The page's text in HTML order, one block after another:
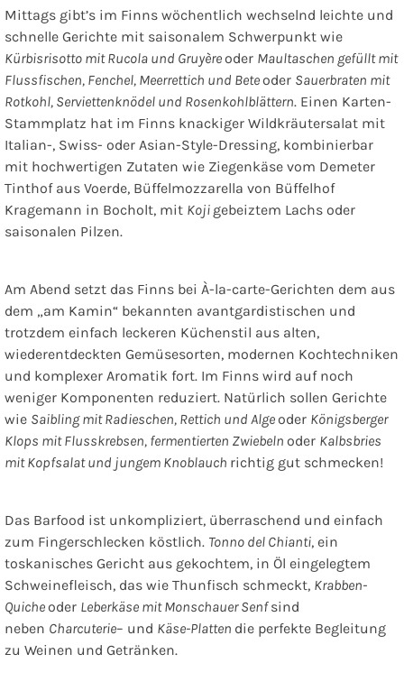
Mittags gibt’s im Finns wöchentlich wechselnd leichte und
schnelle Gerichte mit saisonalem Schwerpunkt wie
Kürbisrisotto mit Rucola und Gruyèreoder Maultaschen gefüllt mit
Flussfischen, Fenchel, Meerrettich und Beteoder Sauerbraten mit
Rotkohl, Serviettenknödel und Rosenkohlblättern. Einen Karten-
Stammplatz hat im Finns knackiger Wildkräutersalat mit
Italian-, Swiss- oder Asian-Style-Dressing, kombinierbar
mit hochwertigen Zutaten wie Ziegenkäse vom Demeter
Tinthof aus Voerde, Büffelmozzarella von Büffelhof
Kragemann in Bocholt, mit Koji gebeiztem Lachs oder
saisonalen Pilzen.
Am Abend setzt das Finns bei À-la-carte-Gerichten dem aus
dem „am Kamin“ bekannten avantgardistischen und
trotzdem einfach leckeren Küchenstil aus alten,
wiederentdeckten Gemüsesorten, modernen Kochtechniken
und komplexer Aromatik fort. Im Finns wird auf noch
weniger Komponenten reduziert. Natürlich sollen Gerichte
wie Saibling mit Radieschen, Rettich und Algeoder Königsberger
Klops mit Flusskrebsen, fermentierten Zwiebeln oder Kalbsbries
mit Kopfsalat und jungem Knoblauch richtig gut schmecken!
Das Barfood ist unkompliziert, überraschend und einfach
zum Fingerschlecken köstlich. Tonno del Chianti, ein
toskanisches Gericht aus gekochtem, in Öl eingelegtem
Schweinefleisch, das wie Thunfisch schmeckt, Krabben-
Quicheoder Leberkäse mit Monschauer Senfsind
neben Charcuterie– und Käse-Platten die perfekte Begleitung
zu Weinen und Getränken.